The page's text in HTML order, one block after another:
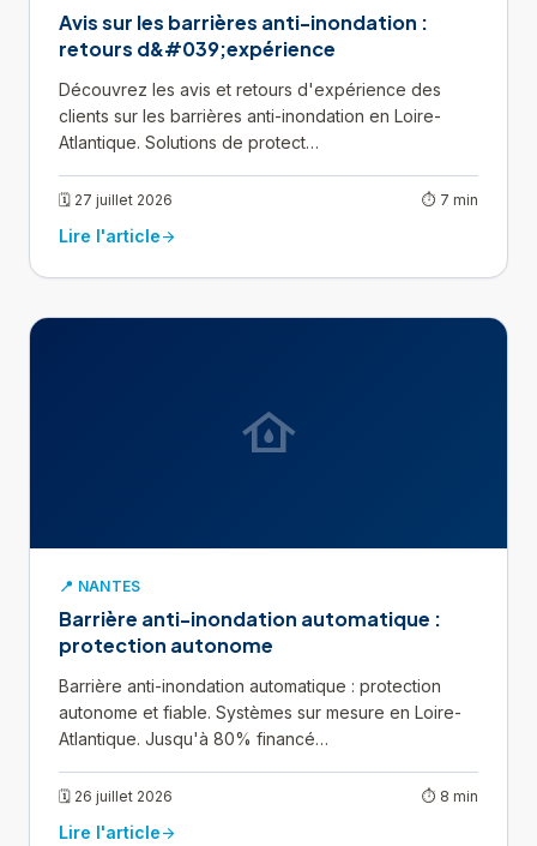
Avis sur les barrières anti-inondation :
retours d&#039;expérience
Découvrez les avis et retours d'expérience des
clients sur les barrières anti-inondation en Loire-
Atlantique. Solutions de protect…
🗓 27 juillet 2026 ⏱ 7 min
Lire l'articlearrow_forward
water_damage
📍 NANTES
Barrière anti-inondation automatique :
protection autonome
Barrière anti-inondation automatique : protection
autonome et fiable. Systèmes sur mesure en Loire-
Atlantique. Jusqu'à 80% financé…
🗓 26 juillet 2026 ⏱ 8 min
Lire l'articlearrow_forward